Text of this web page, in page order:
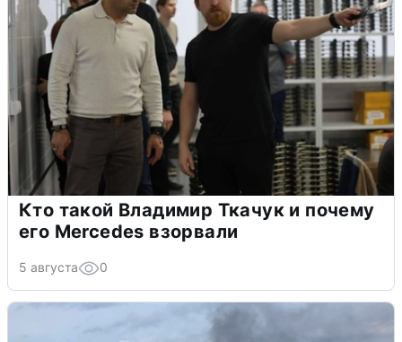
Кто такой Владимир Ткачук и почему
его Mercedes взорвали
5 августа 0